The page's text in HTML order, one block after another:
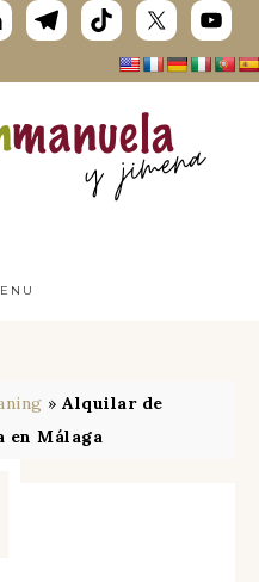
»Alquilar de
en Málaga